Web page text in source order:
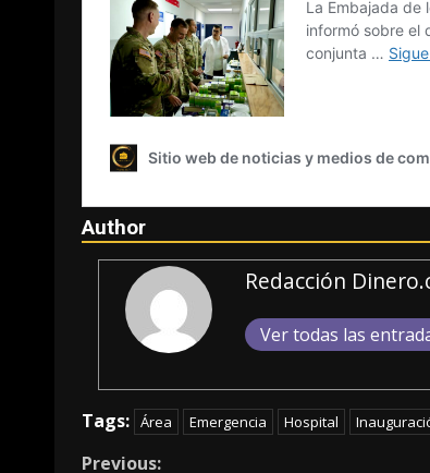
Author
Redacción
Ver todas las
Tags: Área Emergencia Hospital
Previous: